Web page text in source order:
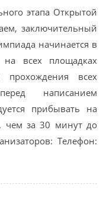
этапа Открытой
заключительный
начинается в
всех площадках
прохождения всех
написанием
прибывать на
чем за 30 минут до
Телефон: